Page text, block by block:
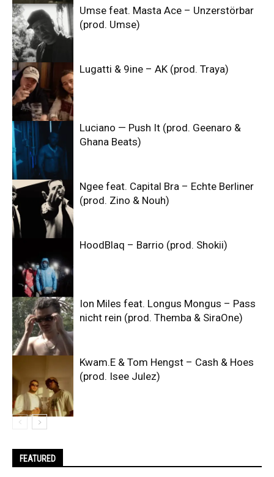
Umse feat. Masta Ace – Unzerstörbar
(prod. Umse)
Lugatti & 9ine – AK (prod. Traya)
Luciano — Push It (prod. Geenaro &
Ghana Beats)
Ngee feat. Capital Bra – Echte Berliner
(prod. Zino & Nouh)
HoodBlaq – Barrio (prod. Shokii)
Ion Miles feat. Longus Mongus – Pass
nicht rein (prod. Themba & SiraOne)
Kwam.E & Tom Hengst – Cash & Hoes
(prod. Isee Julez)
FEATURED